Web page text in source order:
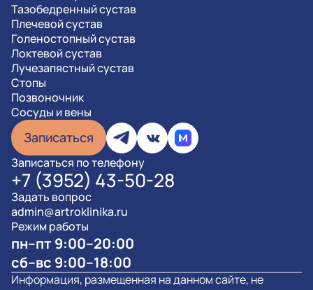
Тазобедренный сустав
Плечевой сустав
Голеностопный сустав
Локтевой сустав
Лучезапястный сустав
Стопы
Позвоночник
Сосуды и вены
Записаться
Записаться по телефону
+7 (3952) 43-50-28
Задать вопрос
admin@artroklinika.ru
Режим работы
пн–пт 9:00–20:00
сб–вс 9:00–18:00
Информация, размещенная на данном сайте, не